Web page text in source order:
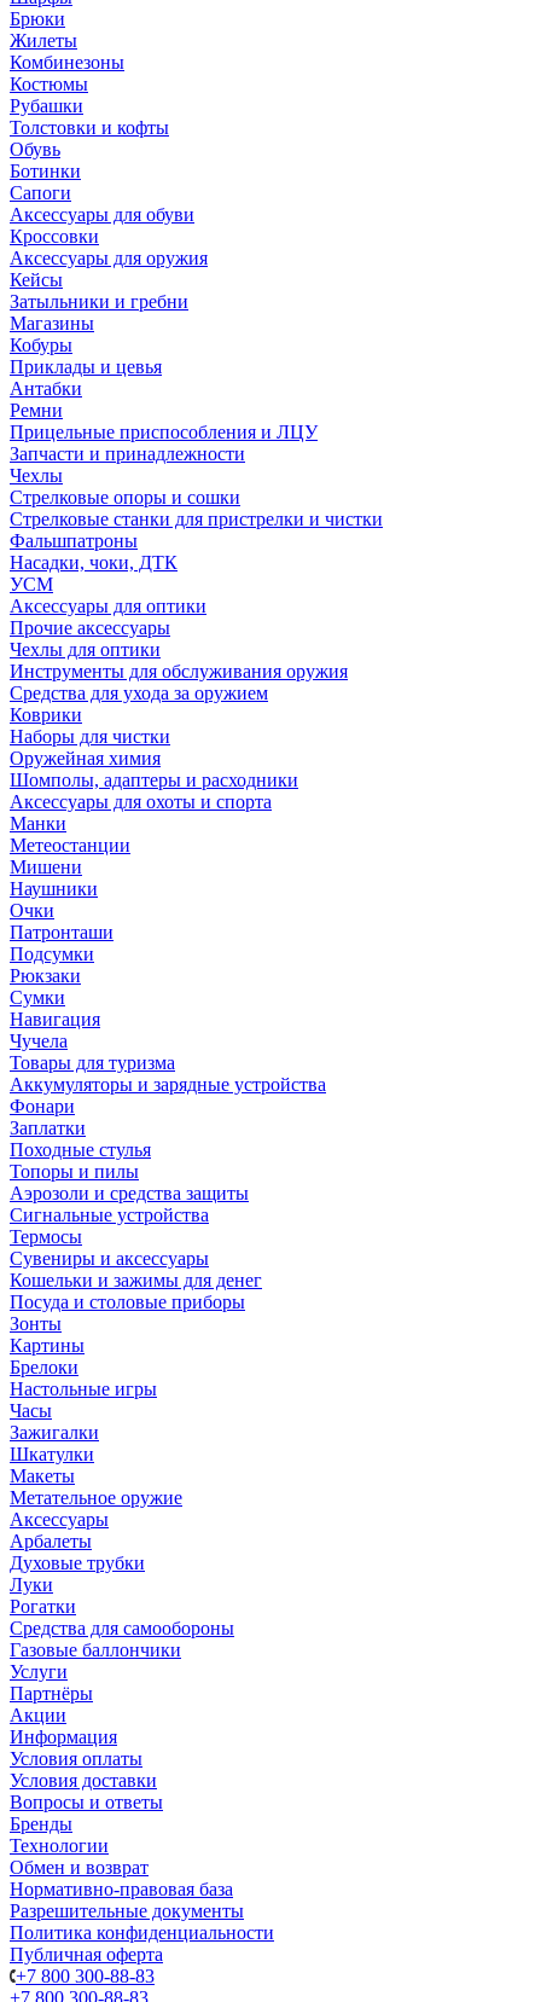
Брюки
Жилеты
Комбинезоны
Костюмы
Рубашки
Толстовки и кофты
Обувь
Ботинки
Сапоги
Аксессуары для обуви
Кроссовки
Аксессуары для оружия
Кейсы
Затыльники и гребни
Магазины
Кобуры
Приклады и цевья
Антабки
Ремни
Прицельные приспособления и ЛЦУ
Запчасти и принадлежности
Чехлы
Стрелковые опоры и сошки
Стрелковые станки для пристрелки и чистки
Фальшпатроны
Насадки, чоки, ДТК
УСМ
Аксессуары для оптики
Прочие аксессуары
Чехлы для оптики
Инструменты для обслуживания оружия
Средства для ухода за оружием
Коврики
Наборы для чистки
Оружейная химия
Шомполы, адаптеры и расходники
Аксессуары для охоты и спорта
Манки
Метеостанции
Мишени
Наушники
Очки
Патронташи
Подсумки
Рюкзаки
Сумки
Навигация
Чучела
Товары для туризма
Аккумуляторы и зарядные устройства
Фонари
Заплатки
Походные стулья
Топоры и пилы
Аэрозоли и средства защиты
Сигнальные устройства
Термосы
Сувениры и аксессуары
Кошельки и зажимы для денег
Посуда и столовые приборы
Зонты
Картины
Брелоки
Настольные игры
Часы
Зажигалки
Шкатулки
Макеты
Метательное оружие
Аксессуары
Арбалеты
Духовые трубки
Луки
Рогатки
Средства для самообороны
Газовые баллончики
Услуги
Партнёры
Акции
Информация
Условия оплаты
Условия доставки
Вопросы и ответы
Бренды
Технологии
Обмен и возврат
Нормативно-правовая база
Разрешительные документы
Политика конфиденциальности
Публичная оферта
+7 800 300-88-83
+7 800 300-88-83